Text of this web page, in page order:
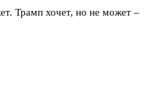
Трамп хочет, но не может –